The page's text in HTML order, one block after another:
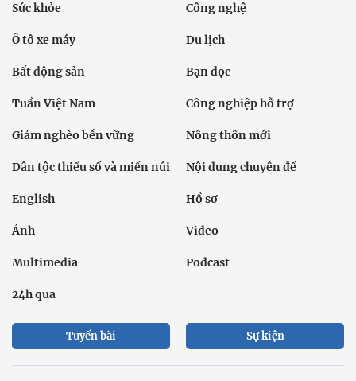
Sức khỏe Công nghệ
Ô tô xe máy Du lịch
Bất động sản Bạn đọc
Tuần Việt Nam Công nghiệp hỗ trợ
Giảm nghèo bền vững Nông thôn mới
Dân tộc thiểu số và miền núi Nội dung chuyên đề
English Hồ sơ
Ảnh Video
Multimedia Podcast
24h qua
Tuyến bài Sự kiện